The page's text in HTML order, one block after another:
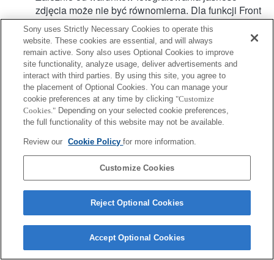
zdjęcia może nie być równomierna. Dla funkcji Front
Curtain Shutter [Pierwsza kurtyna migawki] ustawić
wartość Off [Wył.].
Podczas nagrywania filmu z użyciem autofokusu
dźwięk pracy obiektywu może się również nagrać.
Kąt widzenia ulegnie zwężeniu w celu dopasowania
do formatu APS-C.
Hybrydowy AF z detekcją fazy nie jest obsługiwany.
Copyright 2026 Sony Corporation
Sony uses Strictly Necessary Cookies to operate this
website. These cookies are essential, and will always
remain active. Sony also uses Optional Cookies to improve
site functionality, analyze usage, deliver advertisements and
interact with third parties. By using this site, you agree to
the placement of Optional Cookies. You can manage your
cookie preferences at any time by clicking "Customize
Cookies." Depending on your selected cookie preferences,
the full functionality of this website may not be available.
Review our Cookie Policyfor more information.
Customize Cookies
Reject Optional Cookies
Accept Optional Cookies